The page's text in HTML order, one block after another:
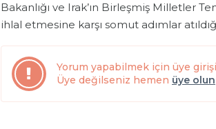
Bakanlığı ve Irak’ın Birleşmiş Milletler
ihlal etmesine karşı somut adımlar
Yorum yapabilmek için üye
Üye değilseniz hemen üye olun